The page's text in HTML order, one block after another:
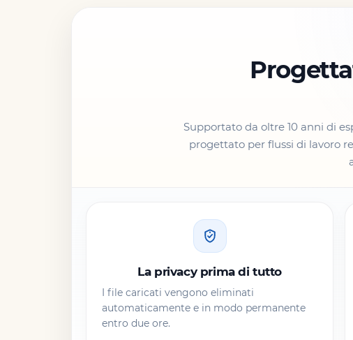
Supportato da oltre 10 anni di
progettato per flussi di lavoro
La privacy prima di tutto
I file caricati vengono eliminati
automaticamente e in modo permanente
entro due ore.